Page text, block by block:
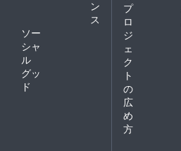
ン
ス
ソー
シャ
ル
グッ
ド
プ
ロ
ジ
ェ
ク
ト
の
広
め
方